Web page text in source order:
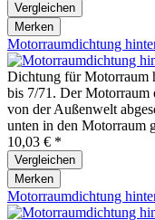
Vergleichen
Merken
Motorraumdichtung
Dichtung für Motorraum
bis 7/71. Der Motorraum
von der Außenwelt
unten in den Motorraum
10,03 € *
Vergleichen
Merken
Motorraumdichtung